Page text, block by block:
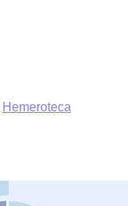
Hemeroteca